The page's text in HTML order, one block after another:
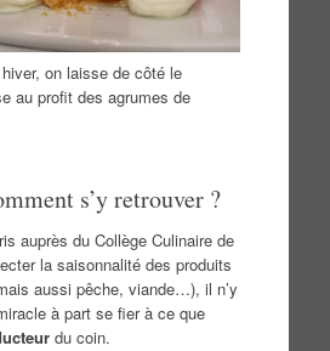
on laisse de côté le
au profit des agrumes de
s’y retrouver ?
auprès du Collège Culinaire de
la saisonnalité des produits
aussi pêche, viande…), il n’y
à part se fier à ce que
du coin.